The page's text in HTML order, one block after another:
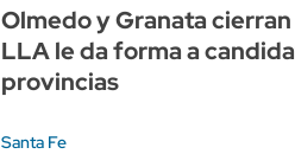
Olmedo y Granata
LLA le da forma a
provincias
Santa Fe